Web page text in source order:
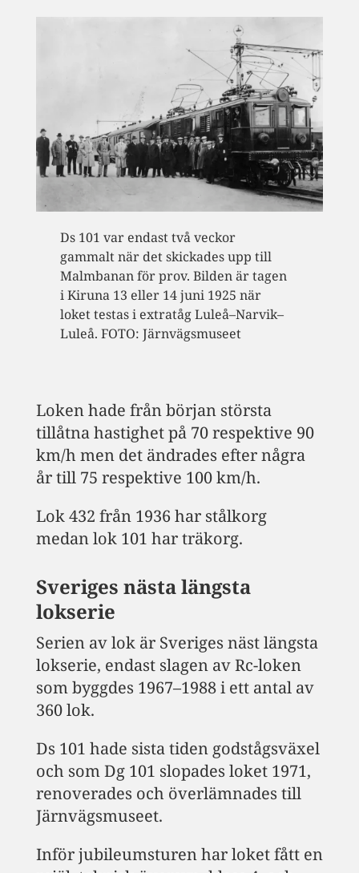
Ds 101 var endast två veckor
gammalt när det skickades upp till
Malmbanan för prov. Bilden är tagen
i Kiruna 13 eller 14 juni 1925 när
loket testas i extratåg Luleå–Narvik–
Luleå. FOTO: Järnvägsmuseet
Loken hade från början största
tillåtna hastighet på 70 respektive 90
km/h men det ändrades efter några
år till 75 respektive 100 km/h.
Lok 432 från 1936 har stålkorg
medan lok 101 har träkorg.
Sveriges nästa längsta
lokserie
Serien av lok är Sveriges näst längsta
lokserie, endast slagen av Rc-loken
som byggdes 1967–1988 i ett antal av
360 lok.
Ds 101 hade sista tiden godstågsväxel
och som Dg 101 slopades loket 1971,
renoverades och överlämnades till
Järnvägsmuseet.
Inför jubileumsturen har loket fått en